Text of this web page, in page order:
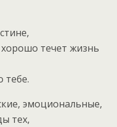
течет жизнь
тебе.
эмоциональные,
тех,